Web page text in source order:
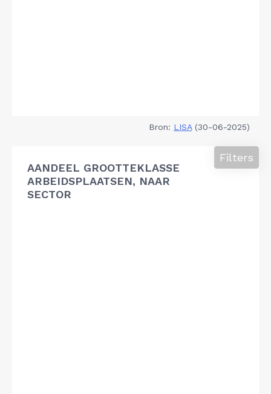
Bron: LISA(30-06-2025)
AANDEEL GROOTTEKLASSE
ARBEIDSPLAATSEN, NAAR
SECTOR
Filters